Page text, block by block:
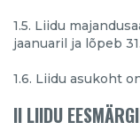
1.5. Liidu
jaanuaril ja lõpeb
1.6. Liidu asukoht
II LIIDU